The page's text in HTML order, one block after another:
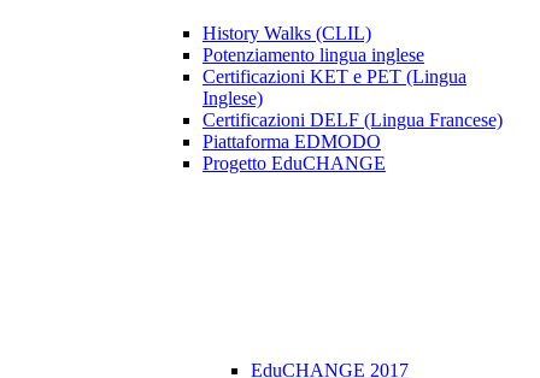
History Walks (CLIL)
Potenziamento lingua inglese
Certificazioni KET e PET (Lingua
Inglese)
Certificazioni DELF (Lingua Francese)
Piattaforma EDMODO
Progetto EduCHANGE
EduCHANGE 2017